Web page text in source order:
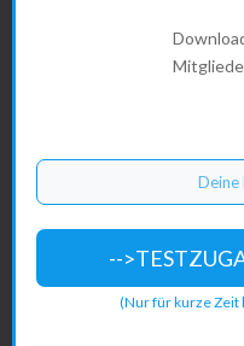
--
(Nur für kurze Zeit